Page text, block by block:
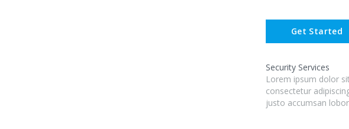
Get Started
Security Services
Lorem ipsum dolor
consectetur
justo accumsan